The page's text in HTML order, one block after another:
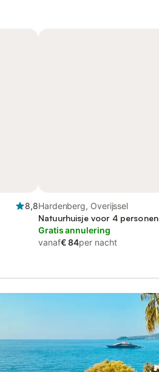
8,8Hardenberg, Overijssel
Natuurhuisje voor 4 personen
Gratis annulering
vanaf€ 84per nacht